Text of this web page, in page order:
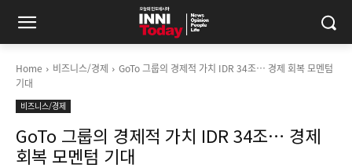
Home 비즈니스/경제
GoTo 그룹의 경제적 가치 IDR 34조… 경제 회복 모멘텀
기대
비즈니스/경제
GoTo 그룹의 경제적 가치 IDR 34조… 경제
회복 모멘텀 기대